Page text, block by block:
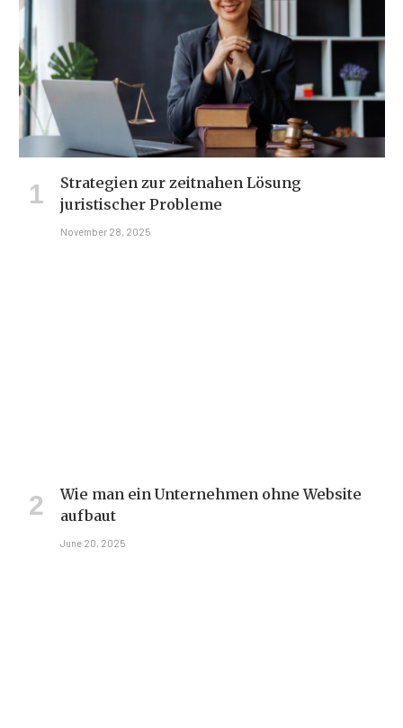
Strategien zur zeitnahen Lösung
juristischer Probleme
November 28, 2025
Wie man ein Unternehmen ohne Website
aufbaut
June 20, 2025